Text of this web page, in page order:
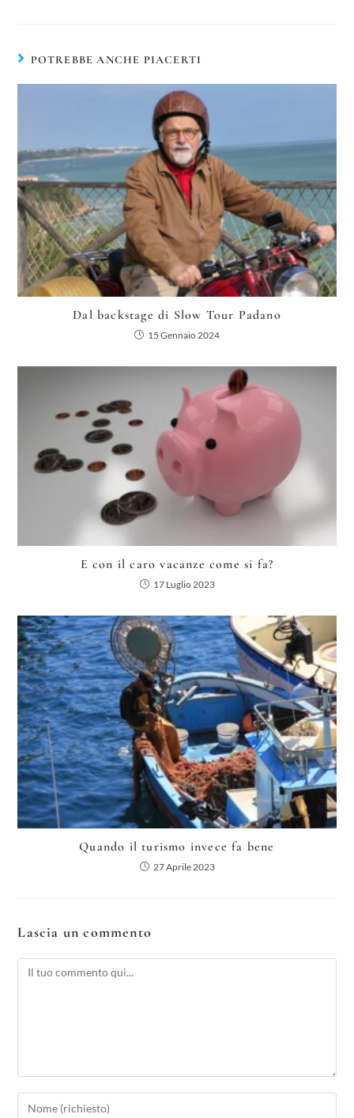
POTREBBE ANCHE PIACERTI
Dal backstage di Slow Tour Padano
15 Gennaio 2024
E con il caro vacanze come si fa?
17 Luglio 2023
Quando il turismo invece fa bene
27 Aprile 2023
Lascia un commento